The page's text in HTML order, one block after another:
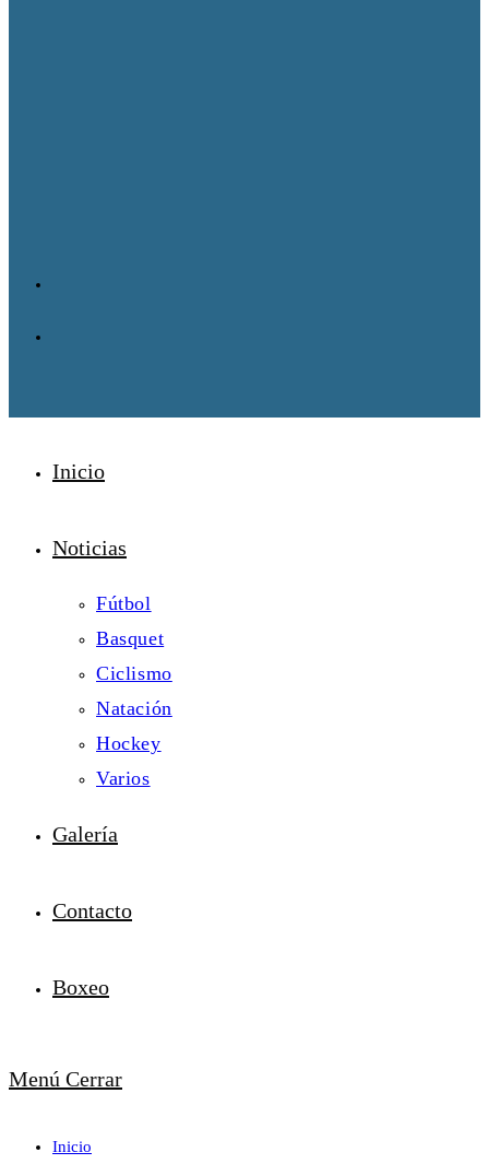
Inicio
Noticias
Fútbol
Basquet
Ciclismo
Natación
Hockey
Varios
Galería
Contacto
Boxeo
Menú Cerrar
Inicio